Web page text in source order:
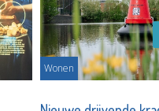
Wonen